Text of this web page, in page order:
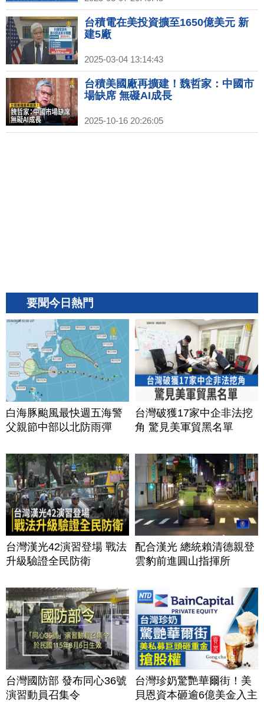
台積電在美投資擴至1650億美元 新
建5廠
2025-03-04 13:14:43
台積美國廠再擴建！魏哲家：中國市
場缺席 無礙AI成長
2025-10-16 20:26:05
要聞今日熱門
白海豚颱風最快週五海警
父親節中部以北防雨彈
台灣破獲17家中企非法挖
角 驚見美軍貿黑名單
台灣漢光42演習登場 戰法
升級驗證全民防衛
配合漢光 總統賴清德親登
雲豹前進圓山指揮所
台灣國防部 發布同心36號
演習動員召集令
台灣珍奶驚艷華爾街！美
貝恩資本砸逾6億美金入主